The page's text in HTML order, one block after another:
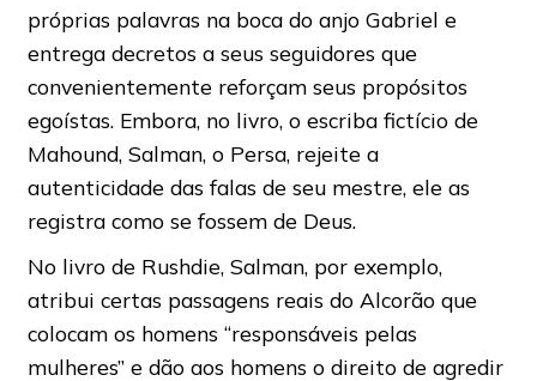
próprias palavras na boca do anjo Gabriel e
entrega decretos a seus seguidores que
convenientemente reforçam seus propósitos
egoístas. Embora, no livro, o escriba fictício de
Mahound, Salman, o Persa, rejeite a
autenticidade das falas de seu mestre, ele as
registra como se fossem de Deus.
No livro de Rushdie, Salman, por exemplo,
atribui certas passagens reais do Alcorão que
colocam os homens “responsáveis ​​pelas
mulheres” e dão aos homens o direito de agredir